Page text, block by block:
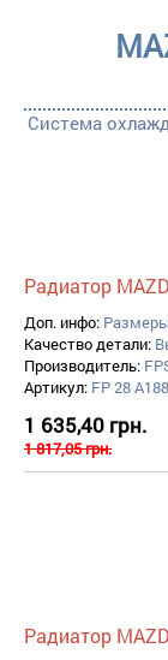
Система
Радиатор
Доп. инфо:
Качество детали:
Производитель:
Артикул: FP 28 A188
1 635,40 грн.
1 817,05 грн.
Радиатор